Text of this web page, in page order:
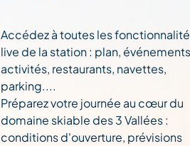
Accédez à toutes les
live de la station : plan,
activités, restaurants, navettes,
parking....
Préparez votre journée au cœur du
domaine skiable des 3 Vallées :
conditions d'ouverture, prévisions